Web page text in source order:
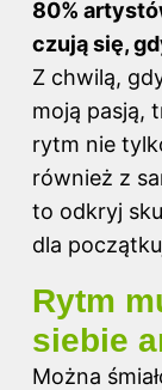
80%
czują się,
Z chwilą,
moją pasją,
rytm nie
również z
to odkryj
dla
Rytm
siebie
Można